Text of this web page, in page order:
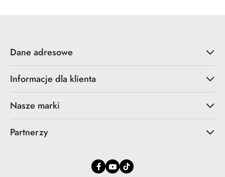
Dane adresowe
Informacje dla klienta
Nasze marki
Partnerzy